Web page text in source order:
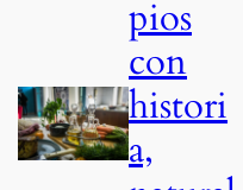
pios
con
histori
a,